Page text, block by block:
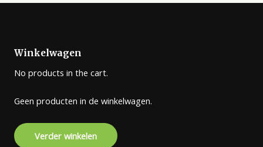
Winkelwagen
No products in the cart.
Geen producten in de winkelwagen.
Verder winkelen